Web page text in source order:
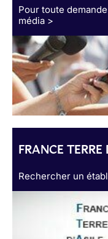
Pour toute
média >
FRANCE
Rechercher un